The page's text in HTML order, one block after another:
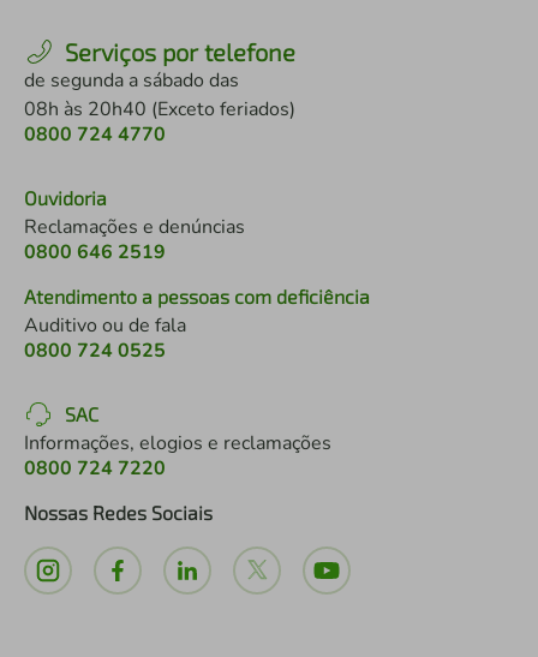
Serviços por telefone
de segunda a sábado das
08h às 20h40 (Exceto feriados)
0800 724 4770
Ouvidoria
Reclamações e denúncias
0800 646 2519
Atendimento a pessoas com deficiência
Auditivo ou de fala
0800 724 0525
SAC
Informações, elogios e reclamações
0800 724 7220
Nossas Redes Sociais